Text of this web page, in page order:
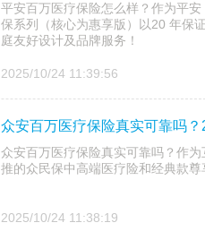
平安百万医疗保险怎么样？作为平
保系列（核心为惠享版）以20 年保
庭友好设计及品牌服务！
2025/10/24 11:39:56
众安百万医疗保险真实可靠吗
众安百万医疗保险真实可靠吗？作
推的众民保中高端医疗险和经典款
2025/10/24 11:38:19